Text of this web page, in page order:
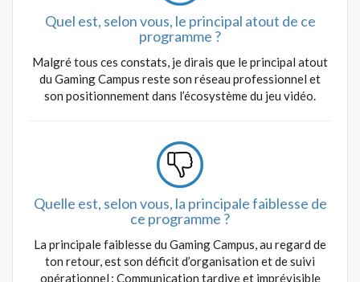
Quel est, selon vous, le principal atout de ce
programme ?
Malgré tous ces constats, je dirais que le principal atout
du Gaming Campus reste son réseau professionnel et
son positionnement dans l’écosystème du jeu vidéo.
Quelle est, selon vous, la principale faiblesse de
ce programme ?
La principale faiblesse du Gaming Campus, au regard de
ton retour, est son déficit d’organisation et de suivi
opérationnel : Communication tardive et imprévisible